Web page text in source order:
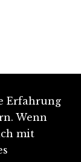
Erfahrung
Wenn
mit